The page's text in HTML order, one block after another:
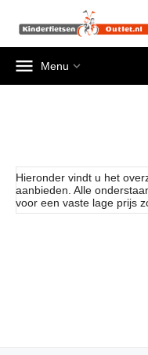
 Menu 
Hieronder vindt u het
aanbieden. Alle
voor een vaste lage prijs